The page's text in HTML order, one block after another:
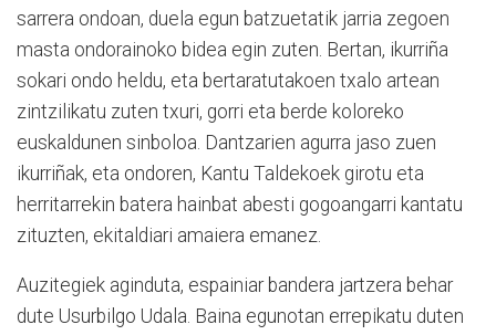
sarrera ondoan, duela egun batzuetatik jarria zegoen
masta ondorainoko bidea egin zuten. Bertan, ikurriña
sokari ondo heldu, eta bertaratutakoen txalo artean
zintzilikatu zuten txuri, gorri eta berde koloreko
euskaldunen sinboloa. Dantzarien agurra jaso zuen
ikurriñak, eta ondoren, Kantu Taldekoek girotu eta
herritarrekin batera hainbat abesti gogoangarri kantatu
zituzten, ekitaldiari amaiera emanez.
Auzitegiek aginduta, espainiar bandera jartzera behar
dute Usurbilgo Udala. Baina egunotan errepikatu duten